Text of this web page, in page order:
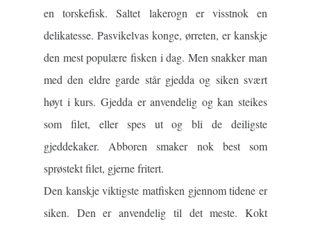
en torskefisk. Saltet lakerogn er visstnok en
delikatesse. Pasvikelvas konge, ørreten, er kanskje
den mest populære fisken i dag. Men snakker man
med den eldre garde står gjedda og siken svært
høyt i kurs. Gjedda er anvendelig og kan steikes
som filet, eller spes ut og bli de deiligste
gjeddekaker. Abboren smaker nok best som
sprøstekt filet, gjerne fritert.
Den kanskje viktigste matfisken gjennom tidene er
siken. Den er anvendelig til det meste. Kokt